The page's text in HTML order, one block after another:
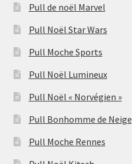
Pull de noël Marvel
Pull Noël Star Wars
Pull Moche Sports
Pull Noël Lumineux
Pull Noël « Norvégien »
Pull Bonhomme de Neige
Pull Moche Rennes